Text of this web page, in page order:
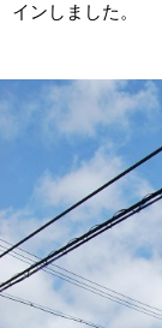
インしました。